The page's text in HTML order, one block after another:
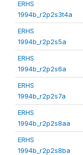
ERHS
1994b_r2p2s3t4a
ERHS
1994b_r2p2s5a
ERHS
1994b_r2p2s6a
ERHS
1994b_r2p2s7a
ERHS
1994b_r2p2s8aa
ERHS
1994b_r2p2s8ba